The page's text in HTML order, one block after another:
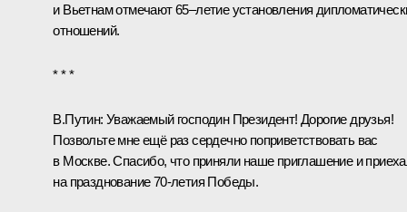
и Вьетнам отмечают 65–летие установления
отношений.
* * *
В.Путин: Уважаемый господин Президент! Дорогие друзья!
Позвольте мне ещё раз сердечно поприветствовать вас
в Москве. Спасибо, что приняли наше приглашение и
на празднование 70‑летия Победы.